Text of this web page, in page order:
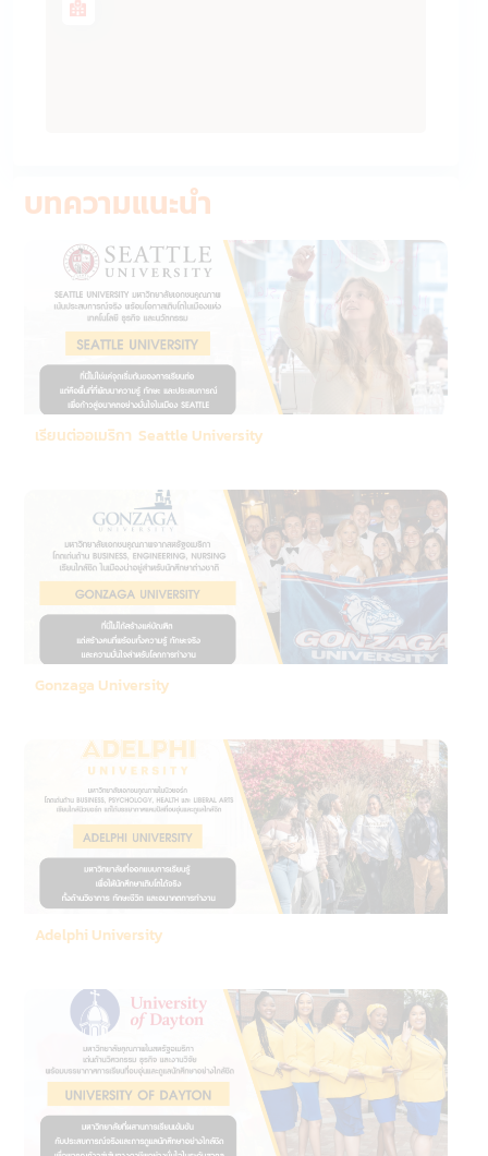
บทความแนะนำ
เรียนต่ออเมริกา Seattle University
Gonzaga University
Adelphi University